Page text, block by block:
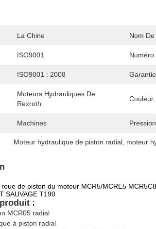
La Chine Nom
ISO9001 Numéro
ISO9001 : 2008
Moteurs Hydrauliques De
Rexroth
Couleur:
Machines
Moteur hydraulique de piston radial moteur
de piston du moteur MCR5/MCRE5
SAUVAGE T190
:
MCR05 radial
à piston radial